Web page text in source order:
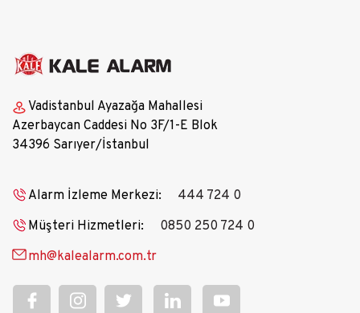
Vadistanbul Ayazağa Mahallesi
Azerbaycan Caddesi No 3F/1-E Blok
34396 Sarıyer/İstanbul
Alarm İzleme Merkezi:
444 724 0
Müşteri Hizmetleri:
0850 250 724 0
mh@kalealarm.com.tr